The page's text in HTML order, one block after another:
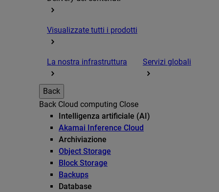
Visualizzate tutti i prodotti
La nostra infrastruttura Servizi globali
Back
Back Cloud computing Close
Intelligenza artificiale (AI)
Akamai Inference Cloud
Archiviazione
Object Storage
Block Storage
Backups
Database